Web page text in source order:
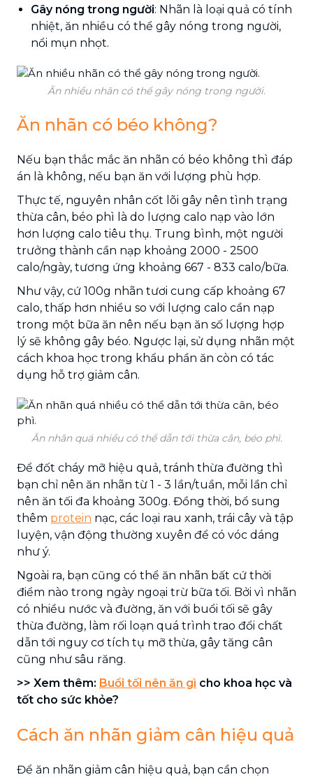
Gây nóng trong người: Nhãn là loại quả có tính
nhiệt, ăn nhiều có thể gây nóng trong người,
nổi mụn nhọt.
Ăn nhiều nhãn có thể gây nóng trong người.
Ăn nhãn có béo không?
Nếu bạn thắc mắc ăn nhãn có béo không thì đáp
án là không, nếu bạn ăn với lượng phù hợp.
Thực tế, nguyên nhân cốt lõi gây nên tình trạng
thừa cân, béo phì là do lượng calo nạp vào lớn
hơn lượng calo tiêu thụ. Trung bình, một người
trưởng thành cần nạp khoảng 2000 - 2500
calo/ngày, tương ứng khoảng 667 - 833 calo/bữa.
Như vậy, cứ 100g nhãn tươi cung cấp khoảng 67
calo, thấp hơn nhiều so với lượng calo cần nạp
trong một bữa ăn nên nếu bạn ăn số lượng hợp
lý sẽ không gây béo. Ngược lại, sử dụng nhãn một
cách khoa học trong khẩu phần ăn còn có tác
dụng hỗ trợ giảm cân.
Ăn nhãn quá nhiều có thể dẫn tới thừa cân, béo phì.
Để đốt cháy mỡ hiệu quả, tránh thừa đường thì
bạn chỉ nên ăn nhãn từ 1 - 3 lần/tuần, mỗi lần chỉ
nên ăn tối đa khoảng 300g. Đồng thời, bổ sung
thêm protein nạc, các loại rau xanh, trái cây và tập
luyện, vận động thường xuyên để có vóc dáng
như ý.
Ngoài ra, bạn cũng có thể ăn nhãn bất cứ thời
điểm nào trong ngày ngoại trừ bữa tối. Bởi vì nhãn
có nhiều nước và đường, ăn với buổi tối sẽ gây
thừa đường, làm rối loạn quá trình trao đổi chất
dẫn tới nguy cơ tích tụ mỡ thừa, gây tăng cân
cũng như sâu răng.
>> Xem thêm: Buổi tối nên ăn gì cho khoa học và
tốt cho sức khỏe?
Cách ăn nhãn giảm cân hiệu quả
Để ăn nhãn giảm cân hiệu quả, bạn cần chọn